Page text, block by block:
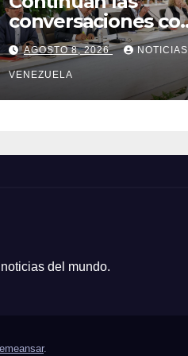
conversaciones
delegación de la
Asamblea Nacional
de 2015
AGOSTO 8, 2026 NOTICIAS
VENEZUELA
del mundo.
.